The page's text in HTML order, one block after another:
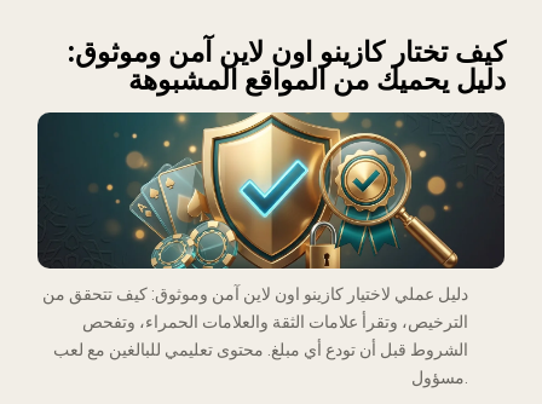
كيف تختار كازينو اون لاين آمن وموثوق:
دليل يحميك من المواقع المشبوهة
دليل عملي لاختيار كازينو اون لاين آمن وموثوق: كيف تتحقق من
الترخيص، وتقرأ علامات الثقة والعلامات الحمراء، وتفحص
الشروط قبل أن تودع أي مبلغ. محتوى تعليمي للبالغين مع لعب
مسؤول.